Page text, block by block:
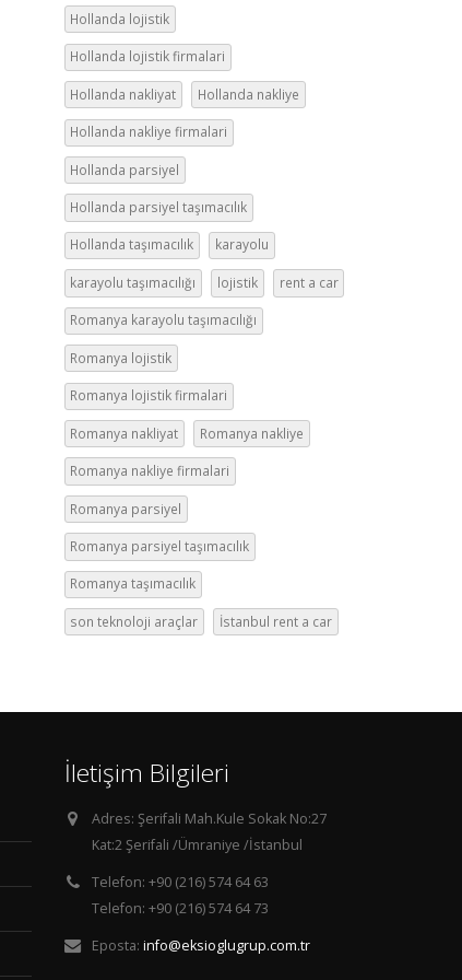
Hollanda lojistik
Hollanda lojistik firmalari
Hollanda nakliyat Hollanda nakliye
Hollanda nakliye firmalari
Hollanda parsiyel
Hollanda parsiyel taşımacılık
Hollanda taşımacılık karayolu
karayolu taşımacılığı lojistik rent a car
Romanya karayolu taşımacılığı
Romanya lojistik
Romanya lojistik firmalari
Romanya nakliyat Romanya nakliye
Romanya nakliye firmalari
Romanya parsiyel
Romanya parsiyel taşımacılık
Romanya taşımacılık
son teknoloji araçlar İstanbul rent a car
İletişim Bilgileri
Adres: Şerifali Mah.Kule Sokak No:27
Kat:2 Şerifali /Ümraniye /İstanbul
Telefon: +90 (216) 574 64 63
Telefon: +90 (216) 574 64 73
Eposta: info@eksioglugrup.com.tr